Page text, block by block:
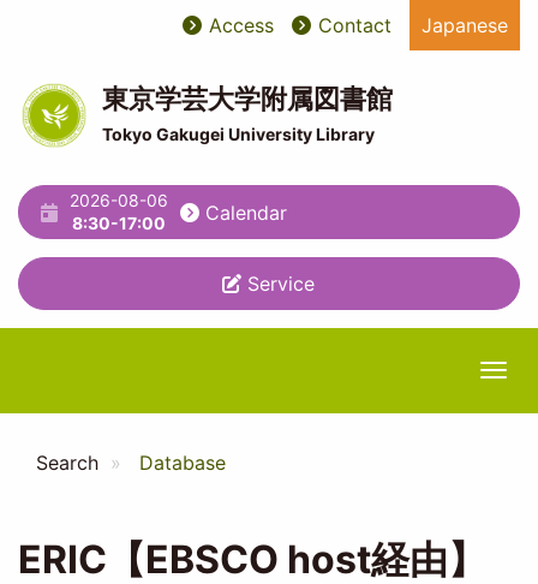
content
User
account
menu
ユ
ー
テ
ィ
リ
テ
ィ
メ
ュ
ー
Access Contact Japanese
東京学芸大学附属図書館
Tokyo Gakugei University Library
2026-08-06
8:30-17:00
Calendar
Service
Search Database
ERIC【EBSCO host経由】